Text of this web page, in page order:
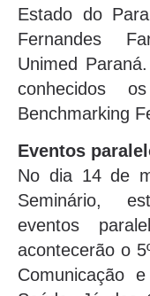
Estado do
Fernandes
Unimed
conhecidos
Benchmarking
Eventos
No dia 14 de
Seminário,
eventos
acontecerão o
Comunicação